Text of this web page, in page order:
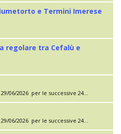
e Termini Imerese
regolare tra Cefalù e
06/2026 per le successive 24...
06/2026 per le successive 24...